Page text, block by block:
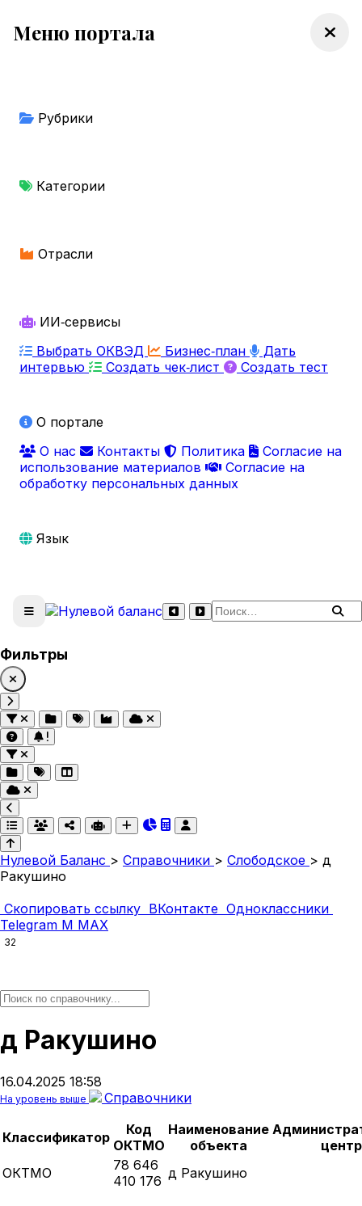
Меню портала
Рубрики
Категории
Отрасли
ИИ‑сервисы
Выбрать ОКВЭД
Бизнес‑план
Дать
интервью
Создать чек‑лист Создать тест
О портале
О нас
Контакты Политика
Согласие на
использование материалов
Согласие на
обработку персональных данных
Язык
Поиск по сайту
Фильтры
Нулевой Баланс > Справочники > Слободское > д
Ракушино
Скопировать ссылку ВКонтакте Одноклассники
Telegram M MAX
32
д Ракушино
16.04.2025 18:58
На уровень выше Справочники
Классификатор
Код
ОКТМО
Наименование
объекта
центр
ОКТМО
78 646
410 176 д Ракушино